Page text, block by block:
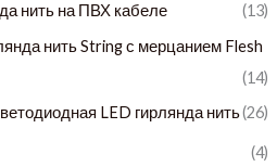
нить на ПВХ кабеле
(13)
нить String с мерцанием Flesh
(14)
LED гирлянда нить(26)
(4)